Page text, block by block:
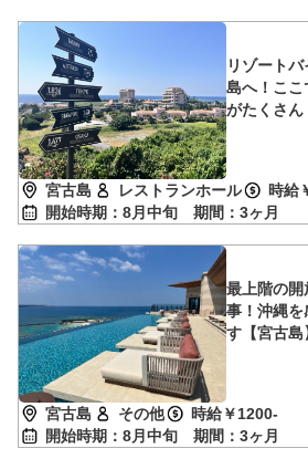
リゾート
島へ！ここ
がたくさん
宮古島 レストランホール
時給
開始時期：8月中旬 期間：3ヶ月
最上階の開
事！沖縄を
す【宮古島
宮古島 その他
時給￥1200-
開始時期：8月中旬 期間：3ヶ月